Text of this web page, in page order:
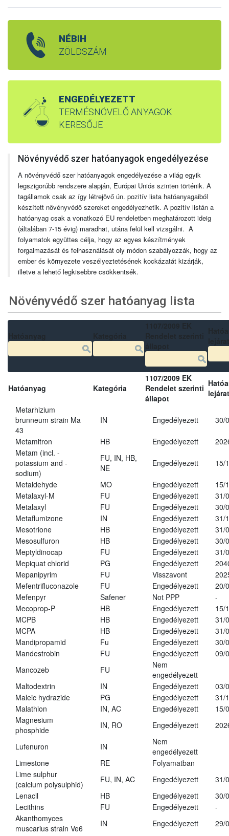
NÉBIH
ZÖLDSZÁM
ENGEDÉLYEZETT
TERMÉSNÖVELŐ ANYAGOK
KERESŐJE
Növényvédő szer hatóanyagok engedélyezése
A növényvédő szer hatóanyagok engedélyezése a világ egyik
legszigorúbb rendszere alapján, Európai Uniós szinten történik. A
tagállamok csak az így létrejövő ún. pozitív lista hatóanyagaiból
készített növényvédő szereket engedélyezhetik. A pozitív listán a
hatóanyag csak a vonatkozó EU rendeletben meghatározott ideig
(általában 7-15 évig) maradhat, utána felül kell vizsgálni. A
folyamatok együttes célja, hogy az egyes készítmények
forgalmazását és felhasználását oly módon szabályozzák, hogy az
ember és környezete veszélyeztetésének kockázatát kizárják,
illetve a lehető legkisebbre csökkentsék.
Növényvédő szer hatóanyag lista
Hatóanyag Kategória
1107/2009 EK
Rendelet szerinti
állapot
Metarhizium
brunneum strain Ma
43
IN Engedélyezett 30/
Metamitron HB Engedélyezett
Metam (incl. -
potassium and -
sodium)
FU, IN, HB,
NE
Engedélyezett 15/
Metaldehyde MO Engedélyezett
15/
Metalaxyl-M
FU Engedélyezett
31/
Metalaxyl
FU Engedélyezett
30/
Metaflumizone
IN Engedélyezett
31/
Mesotrione
HB Engedélyezett
31/
Mesosulfuron
HB Engedélyezett
30/
Meptyldinocap
FU Engedélyezett
31/
Mepiquat chlorid
PG Engedélyezett
Mepanipyrim
FU Visszavont
Mefentrifluconazole
FU Engedélyezett
20/
Mefenpyr
Safener Not PPP
-
Mecoprop-P
HB Engedélyezett
15/
MCPB
HB Engedélyezett
31/
MCPA
HB Engedélyezett
31/
Mandipropamid
Fu Engedélyezett
30/
Mandestrobin
FU Engedélyezett
09/
Mancozeb
FU
Nem
engedélyezett
Maltodextrin
IN Engedélyezett
03/
Maleic hydrazide
PG Engedélyezett
31/
Malathion
IN, AC Engedélyezett
15/
Magnesium
phosphide
IN, RO Engedélyezett
Lufenuron IN
Nem
engedélyezett
Limestone
RE
Folyamatban
Lime sulphur
(calcium polysulphid)
FU, IN, AC Engedélyezett
31/
Lenacil
HB Engedélyezett
30/
Lecithins
FU Engedélyezett
-
Akanthomyces
muscarius strain Ve6
IN Engedélyezett
29/